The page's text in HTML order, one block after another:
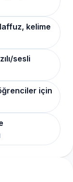
kelime
sesli
için